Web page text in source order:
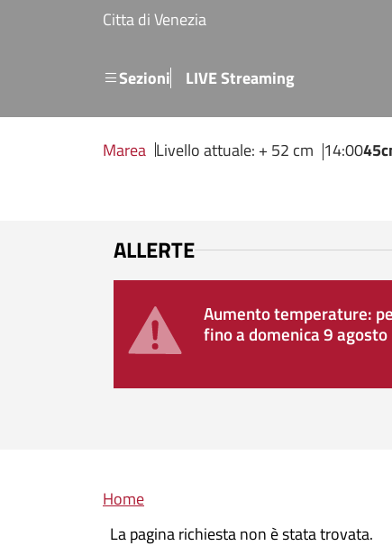
Salta al contenuto principale
Citta di Venezia
SezioniMenu secondario
LIVE Streaming
Marea Livello attuale: + 52 cm 14:00
ALLERTE
Aumento temperature:
fino a domenica 9 agosto
Briciole di pane
Home
La pagina richiesta non è stata trovata.